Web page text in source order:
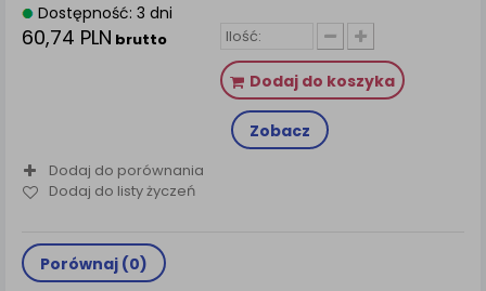
Dostępność: 3 dni
60,74 PLN brutto
Dodaj do koszyka
Zobacz
Dodaj do porównania
Dodaj do listy życzeń
Porównaj (0)